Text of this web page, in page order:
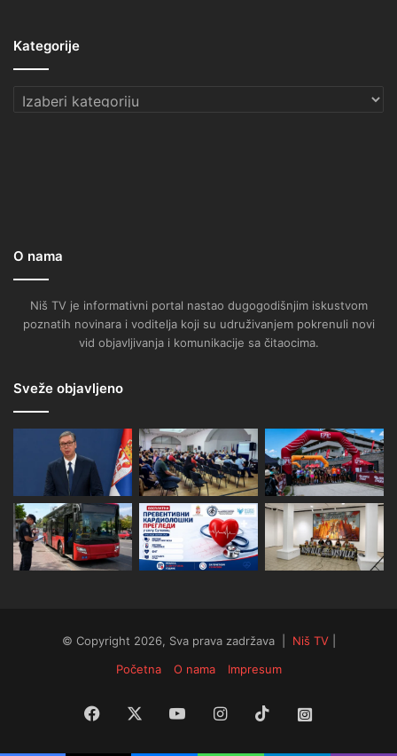
Kategorije
Kategorije
O nama
Niš TV je informativni portal nastao dugogodišnjim iskustvom
poznatih novinara i voditelja koji su udruživanjem pokrenuli novi
vid objavljivanja i komunikacije sa čitaocima.
Sveže objavljeno
© Copyright 2026, Sva prava zadržava | Niš TV|
Početna
O nama Impresum
Facebook YouTubeInstagram
TikTok